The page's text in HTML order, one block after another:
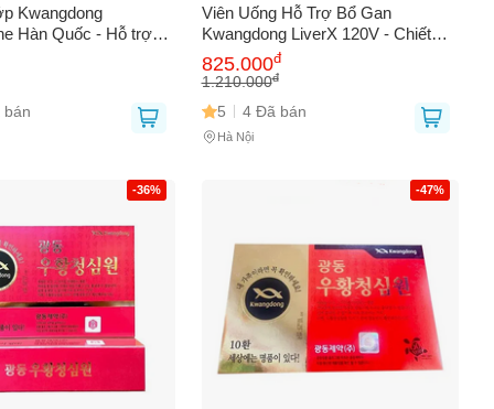
Kwangdong
Hàn Quốc - Hỗ trợ
dai, 2 hộp x 90
xương, đau nhức
Viên Uống Hỗ Trợ Bổ Gan
Kwangdong LiverX 120V - Chiết
Xuất Tự Nhiên, Bảo Vệ Gan, Hỗ
Trợ Tiêu Hóa, 10 Hộp
825.000đ
1.210.000đ
5 4 Đã bán
Hà Nội
-36% -47%